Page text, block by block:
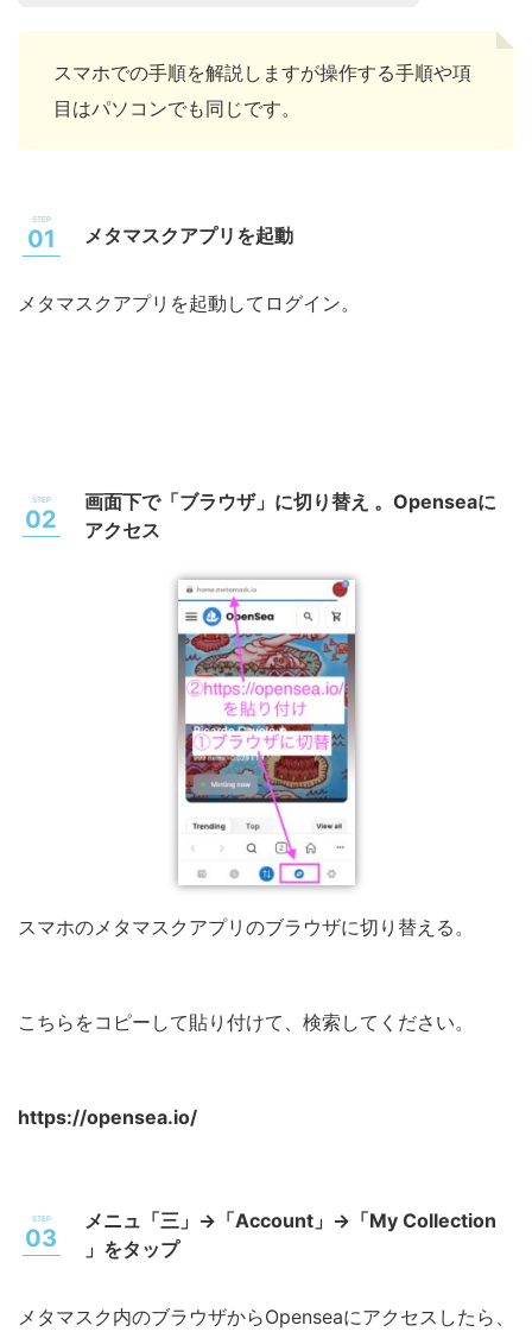
スマホでの手順を解説しますが操作する手順や項
目はパソコンでも同じです。
メタマスクアプリを起動
メタマスクアプリを起動してログイン。
画面下で「ブラウザ」に切り替え 。Openseaに
アクセス
スマホのメタマスクアプリのブラウザに切り替える。
こちらをコピーして貼り付けて、検索してください。
https://opensea.io/
メニュ「三」→「Account」→「My Collection
」をタップ
メタマスク内のブラウザからOpenseaにアクセスしたら、